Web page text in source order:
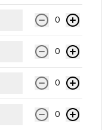
cheddar, palta,
albahaca, cebolla
0
0
0
0